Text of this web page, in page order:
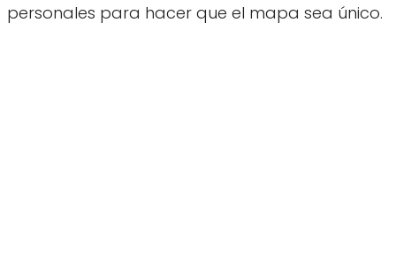
personales para hacer que el mapa sea único.